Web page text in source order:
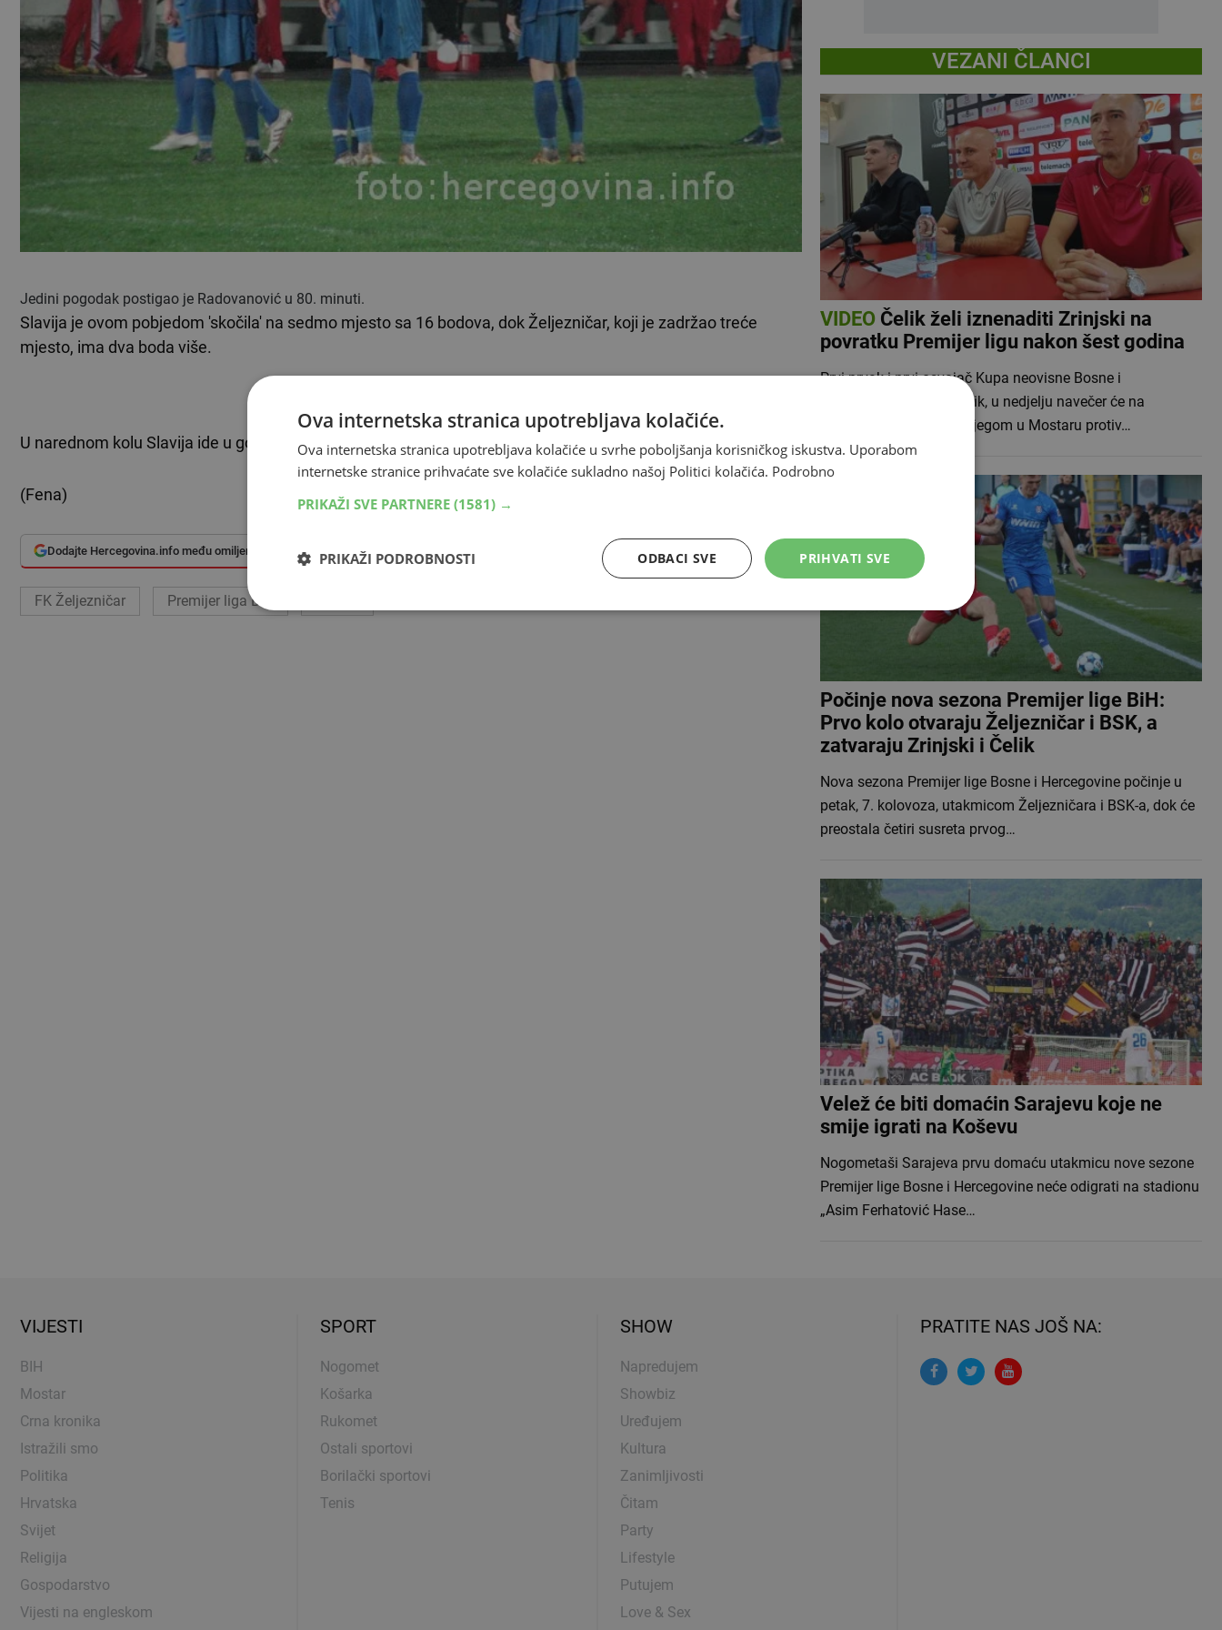
Jedini pogodak postigao je Radovanović u 80. minuti.
Slavija je ovom pobjedom 'skočila' na sedmo mjesto sa 16 bodova, dok Željezničar, koji je zadržao treće
mjesto, ima dva boda više.
U narednom kolu Slavija ide u goste Leotaru, a Željezničar u najvećem bh. derbiju dočekuje Sarajevo.
(Fena)
Dodajte Hercegovina.info među omiljene izvore
FK Željezničar Premijer liga BiH
VEZANI ČLANCI
VIDEOČelik želi iznenaditi Zrinjski na
povratku Premijer ligu nakon šest godina
Prvi prvak i prvi osvajač Kupa neovisne Bosne i
Hercegovine, zenički Čelik, u nedjelju navečer će na
stadionu Pod Bijelim brijegom u Mostaru protiv…
Počinje nova sezona Premijer lige BiH:
Prvo kolo otvaraju Željezničar i BSK, a
zatvaraju Zrinjski i Čelik
Nova sezona Premijer lige Bosne i Hercegovine počinje u
petak, 7. kolovoza, utakmicom Željezničara i BSK-a, dok će
preostala četiri susreta prvog…
Velež će biti domaćin Sarajevu koje ne
smije igrati na Koševu
Nogometaši Sarajeva prvu domaću utakmicu nove sezone
Premijer lige Bosne i Hercegovine neće odigrati na stadionu
„Asim Ferhatović Hase…
VIJESTI
BIH
Mostar
Crna kronika
Istražili smo
Politika
Hrvatska
Svijet
Religija
Gospodarstvo
Vijesti na engleskom
SPORT
Nogomet
Košarka
Rukomet
Ostali sportovi
Borilački sportovi
Tenis
SHOW
Napredujem
Showbiz
Uređujem
Kultura
Zanimljivosti
Čitam
Party
Lifestyle
Putujem
Love & Sex
PRATITE NAS JOŠ NA:
Ova internetska stranica upotrebljava kolačiće.
Ova internetska stranica upotrebljava kolačiće u svrhe poboljšanja korisničkog iskustva. Uporabom
internetske stranice prihvaćate sve kolačiće sukladno našoj Politici kolačića. Podrobno
PRIKAŽI SVE PARTNERE (1581) →
PRIHVATI SVE
ODBACI SVE
PRIKAŽI PODROBNOSTI